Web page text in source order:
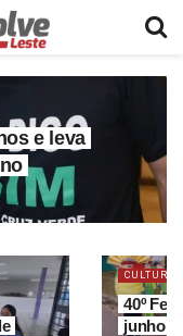
e leva
CULTURA
40º
junho